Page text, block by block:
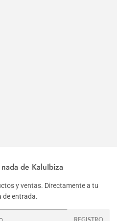
de KaluIbiza
y ventas. Directamente a tu
de entrada.